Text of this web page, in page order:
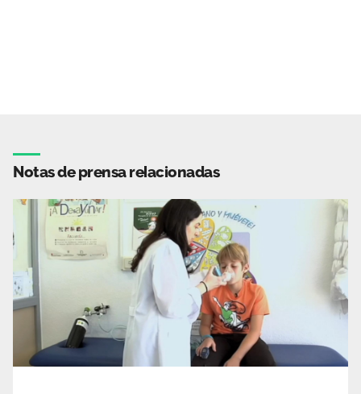
Notas de prensa relacionadas